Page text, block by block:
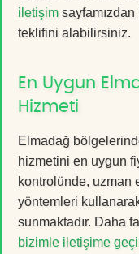
iletişim
teklifini alabilirsiniz.
En Uygun
Hizmeti
Elmadağ
hizmetini en uygun
kontrolünde, uzman
yöntemleri
sunmaktadır. Daha
bizimle iletişime